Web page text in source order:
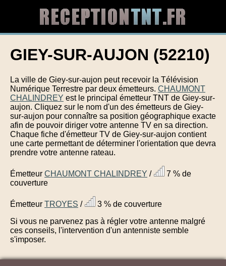
GIEY-SUR-AUJON (52210)
La ville de Giey-sur-aujon peut recevoir la Télévision
Numérique Terrestre par deux émetteurs. CHAUMONT
CHALINDREY est le principal émetteur TNT de Giey-sur-
aujon. Cliquez sur le nom d'un des émetteurs de Giey-
sur-aujon pour connaître sa position géographique exacte
afin de pouvoir diriger votre antenne TV en sa direction.
Chaque fiche d'émetteur TV de Giey-sur-aujon contient
une carte permettant de déterminer l'orientation que devra
prendre votre antenne rateau.
Émetteur CHAUMONT CHALINDREY /
7 % de
couverture
Émetteur TROYES /
3 % de couverture
Si vous ne parvenez pas à régler votre antenne malgré
ces conseils, l'intervention d'un antenniste semble
s'imposer.